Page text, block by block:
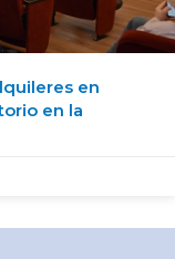
en
en la